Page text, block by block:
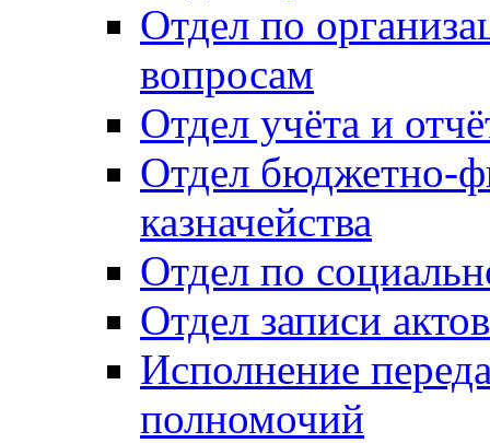
Отдел по
вопросам
Отдел учёта и
Отдел бюджетно-
казначейства
Отдел по
Отдел записи
Исполнение
полномочий